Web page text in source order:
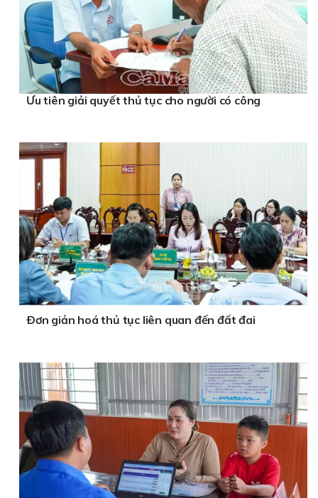
Ưu tiên giải quyết thủ tục cho người có công
Ðơn giản hoá thủ tục liên quan đến đất đai